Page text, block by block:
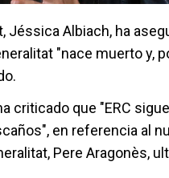
Jéssica Albiach, ha
"nace muerto y,
criticado que "ERC
en referencia al
Pere Aragonès,